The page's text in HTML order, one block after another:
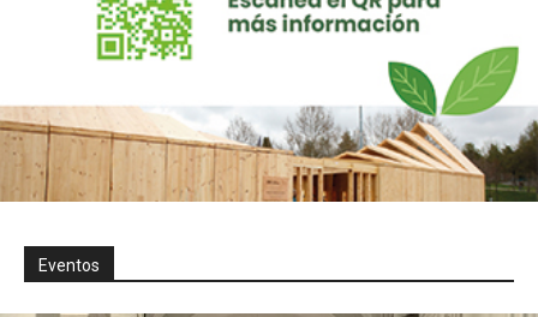
Eventos